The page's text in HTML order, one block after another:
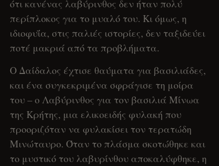
ότι κανένας λαβύρινθος δεν ήταν πολύ
περίπλοκος για το μυαλό του. Κι όμως, η
ιδιοφυΐα, στις παλιές ιστορίες, δεν ταξιδεύει
ποτέ μακριά από τα προβλήματα.
Ο Δαίδαλος έχτισε θαύματα για βασιλιάδες,
και ένα συγκεκριμένα σφράγισε τη μοίρα
του – ο Λαβύρινθος για τον βασιλιά Μίνωα
της Κρήτης, μια ελικοειδής φυλακή που
προοριζόταν να φυλακίσει τον τερατώδη
Μινώταυρο. Όταν το πλάσμα σκοτώθηκε και
το μυστικό του λαβυρίνθου αποκαλύφθηκε, η